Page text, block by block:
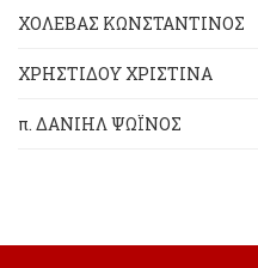
ΧΟΛΕΒΑΣ ΚΩΝΣΤΑΝΤΙΝΟΣ
ΧΡΗΣΤΙΔΟΥ ΧΡΙΣΤΙΝΑ
π. ΔΑΝΙΗΛ ΨΩΪΝΟΣ